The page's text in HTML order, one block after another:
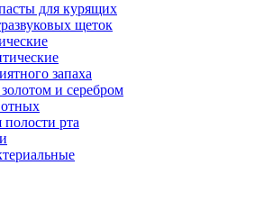
для курящих
щеток
запаха
и серебром
полости рта